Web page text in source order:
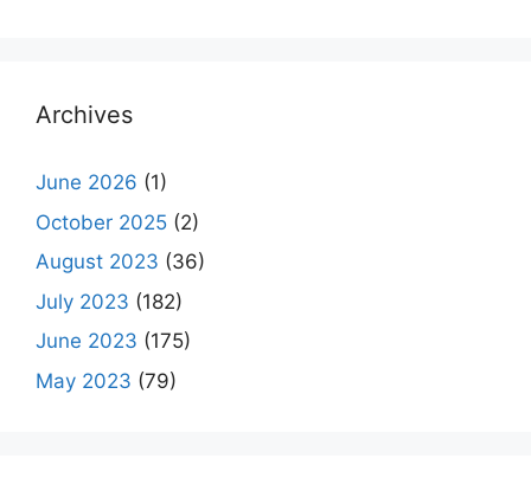
Archives
June 2026 (1)
October 2025 (2)
August 2023 (36)
July 2023 (182)
June 2023 (175)
May 2023 (79)